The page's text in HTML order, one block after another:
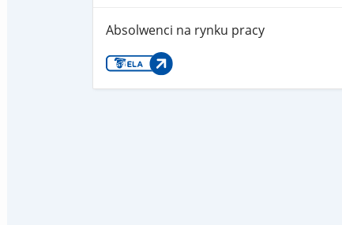
Absolwenci na rynku pracy